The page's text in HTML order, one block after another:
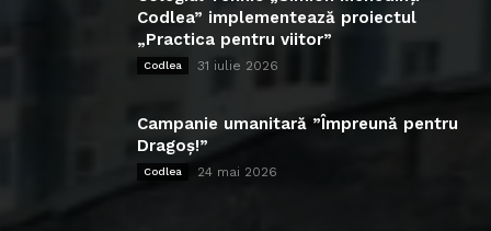
Codlea” implementează proiectul
„Practica pentru viitor”
Codlea 31 iulie 2026
Campanie umanitară ”Împreună pentru
Dragoș!”
Codlea 24 mai 2026